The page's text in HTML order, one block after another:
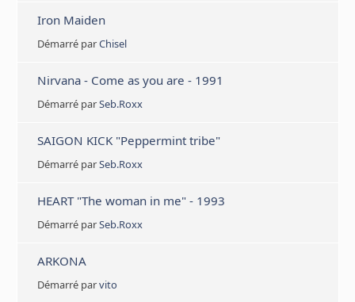
Iron Maiden
Démarré parChisel
Nirvana - Come as you are - 1991
Démarré parSeb.Roxx
SAIGON KICK "Peppermint tribe"
Démarré parSeb.Roxx
HEART "The woman in me" - 1993
Démarré parSeb.Roxx
ARKONA
Démarré parvito